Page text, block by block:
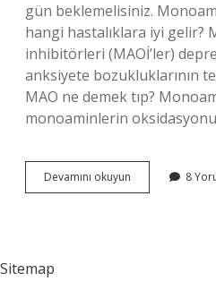
gün beklemelisiniz.
hangi hastalıklara iyi gelir?
inhibitörleri (MAOİ’ler)
anksiyete bozukluklarının
MAO ne demek tıp?
monoaminlerin
Devamını okuyun
Inhibitörleri
8
Sitemap